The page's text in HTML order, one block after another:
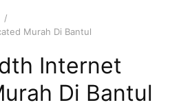
Murah Di Bantul
Internet
Di Bantul